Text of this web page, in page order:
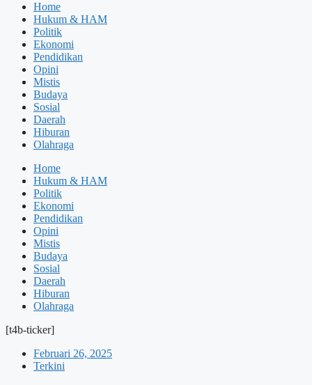
Home
Hukum & HAM
Politik
Ekonomi
Pendidikan
Opini
Mistis
Budaya
Sosial
Daerah
Hiburan
Olahraga
Home
Hukum & HAM
Politik
Ekonomi
Pendidikan
Opini
Mistis
Budaya
Sosial
Daerah
Hiburan
Olahraga
[t4b-ticker]
Februari 26, 2025
Terkini